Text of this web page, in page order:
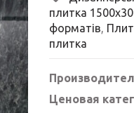
плитка
форматів,
плитка
Ценовая